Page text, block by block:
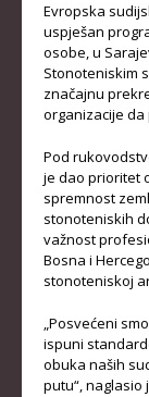
Evropska
uspješan
osobe, u
Stonoteniskim
značajnu
organizacije
Pod
je dao prioritet
spremnost
stonoteniskih
važnost
Bosna i
stonoteniskoj
„Posvećeni
ispuni
obuka naših
putu“, naglasio